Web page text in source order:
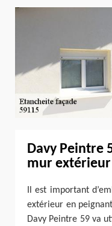
Davy Peintre
mur extérieur
Il est important
extérieur en
Davy Peintre 59 va